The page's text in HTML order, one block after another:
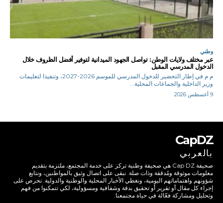
وطني
عبر مختلف ولايات الوطن: تواصل الجهود الميدانية لتوفير أفضل الظروف خلال
الدخول المدرسي المقبل
م م في إطار التحضير للدخول المدرسي للموسم 2026-2027، وتنفيذا لتعليمات
وزير الداخلية والجماعات المحلية...
9 أغسطس 2026
CapDZ
بالعربي
صحيفة Cap DZ هي صحيفة وطنية تركز على خدمة المجتمع، ملتزمة بتقديم
معلومات موثوقة ومُدققة وذات صلة. نبقى على اتصال وثيق بالمواطنين، ونتابع
شؤونهم واهتماماتهم اليومية، ونغطي الأخبار المحلية والوطنية والدولية. نحرص على
إجراء كل مقال أو تقرير أو تحقيق بدقة وشفافية ومسؤولية، لكي تتمكنوا من فهم
وتحليل ومشاركة فعّالة في حياة مجتمعنا.